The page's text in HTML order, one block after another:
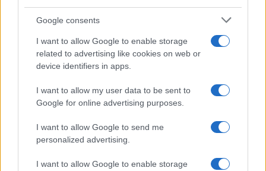
Google consents
I want to allow Google to enable storage
related to advertising like cookies on web or
device identifiers in apps.
I want to allow my user data to be sent to
Google for online advertising purposes.
I want to allow Google to send me
personalized advertising.
I want to allow Google to enable storage